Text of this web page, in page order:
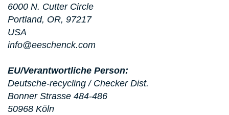
6000 N. Cutter Circle
Portland, OR, 97217
USA
info@eeschenck.com
EU/Verantwortliche Person:
Deutsche-recycling / Checker Dist.
Bonner Strasse 484-486
50968 Köln